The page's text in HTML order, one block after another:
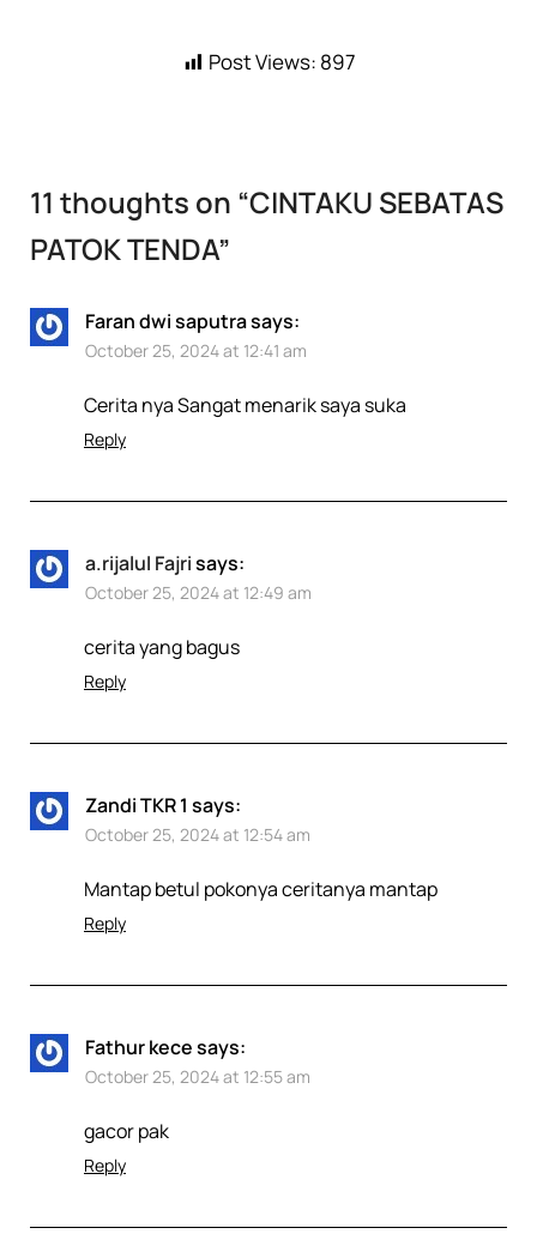
Post Views: 897
11 thoughts on “CINTAKU SEBATAS
PATOK TENDA”
Faran dwi saputrasays:
October 25, 2024 at 12:41 am
Cerita nya Sangat menarik saya suka
Reply
a.rijalul Fajrisays:
October 25, 2024 at 12:49 am
cerita yang bagus
Reply
Zandi TKR 1 says:
October 25, 2024 at 12:54 am
Mantap betul pokonya ceritanya mantap
Reply
Fathur kecesays:
October 25, 2024 at 12:55 am
gacor pak
Reply